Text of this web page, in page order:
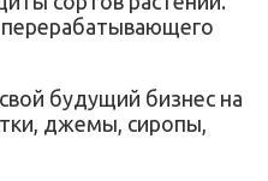
перерабатывающего
будущий бизнес на
джемы, сиропы,